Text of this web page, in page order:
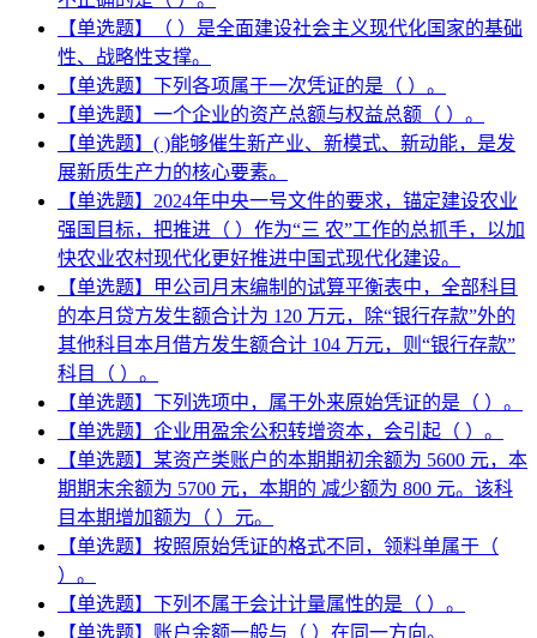
【单选题】（ ）是全面建设社会主义现代化国家的基础
性、战略性支撑。
【单选题】下列各项属于一次凭证的是（ ）。
【单选题】一个企业的资产总额与权益总额（ ）。
【单选题】( )能够催生新产业、新模式、新动能，是发
展新质生产力的核心要素。
【单选题】2024年中央一号文件的要求，锚定建设农业
强国目标，把推进（ ）作为“三 农”工作的总抓手，以加
快农业农村现代化更好推进中国式现代化建设。
【单选题】甲公司月末编制的试算平衡表中，全部科目
的本月贷方发生额合计为 120 万元，除“银行存款”外的
其他科目本月借方发生额合计 104 万元，则“银行存款”
科目（ ）。
【单选题】下列选项中，属于外来原始凭证的是（ ）。
【单选题】企业用盈余公积转增资本，会引起（ ）。
【单选题】某资产类账户的本期期初余额为 5600 元，本
期期末余额为 5700 元，本期的 减少额为 800 元。该科
目本期增加额为（ ）元。
【单选题】按照原始凭证的格式不同，领料单属于（
）。
【单选题】下列不属于会计计量属性的是（ ）。
【单选题】账户余额一般与（ ）在同一方向。